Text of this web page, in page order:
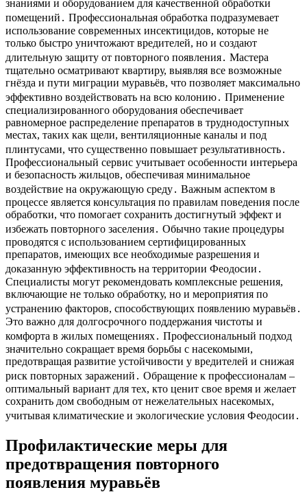
знаниями и оборудованием для качественной обработки
помещений․ Профессиональная обработка подразумевает
использование современных инсектицидов, которые не
только быстро уничтожают вредителей, но и создают
длительную защиту от повторного появления․ Мастера
тщательно осматривают квартиру, выявляя все возможные
гнёзда и пути миграции муравьёв, что позволяет максимально
эффективно воздействовать на всю колонию․ Применение
специализированного оборудования обеспечивает
равномерное распределение препаратов в труднодоступных
местах, таких как щели, вентиляционные каналы и под
плинтусами, что существенно повышает результативность․
Профессиональный сервис учитывает особенности интерьера
и безопасность жильцов, обеспечивая минимальное
воздействие на окружающую среду․ Важным аспектом в
процессе является консультация по правилам поведения после
обработки, что помогает сохранить достигнутый эффект и
избежать повторного заселения․ Обычно такие процедуры
проводятся с использованием сертифицированных
препаратов, имеющих все необходимые разрешения и
доказанную эффективность на территории Феодосии․
Специалисты могут рекомендовать комплексные решения,
включающие не только обработку, но и мероприятия по
устранению факторов, способствующих появлению муравьёв․
Это важно для долгосрочного поддержания чистоты и
комфорта в жилых помещениях․ Профессиональный подход
значительно сокращает время борьбы с насекомыми,
предотвращая развитие устойчивости у вредителей и снижая
риск повторных заражений․ Обращение к профессионалам –
оптимальный вариант для тех, кто ценит свое время и желает
сохранить дом свободным от нежелательных насекомых,
учитывая климатические и экологические условия Феодосии․
Профилактические меры для
предотвращения повторного
появления муравьёв